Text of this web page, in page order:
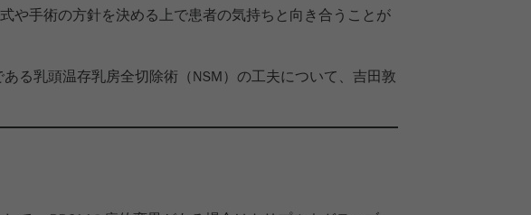
や手術の方針を決める上で患者の気持ちと向き合うことが
る乳頭温存乳房全切除術（NSM）の工夫について、吉田敦